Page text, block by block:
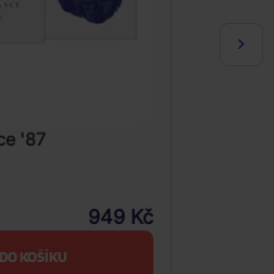
'87
949 Kč
DO KOŠÍKU